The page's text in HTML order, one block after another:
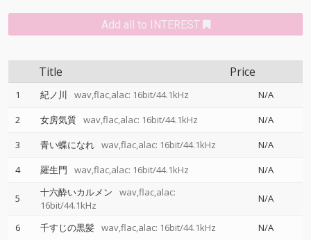
Add all to INTEREST
Title Price
1 紀ノ川 wav,flac,alac: 16bit/44.1kHz
N/A
2
女房気質 wav,flac,alac: 16bit/44.1kHz
N/A
3
青い蝶になれ wav,flac,alac: 16bit/44.1kHz
N/A
4
羅生門 wav,flac,alac: 16bit/44.1kHz N/A
5 十六酔いカルメン
wav,flac,alac:
16bit/44.1kHz
N/A
6 千すじの黒髪 wav,flac,alac: 16bit/44.1kHz
N/A